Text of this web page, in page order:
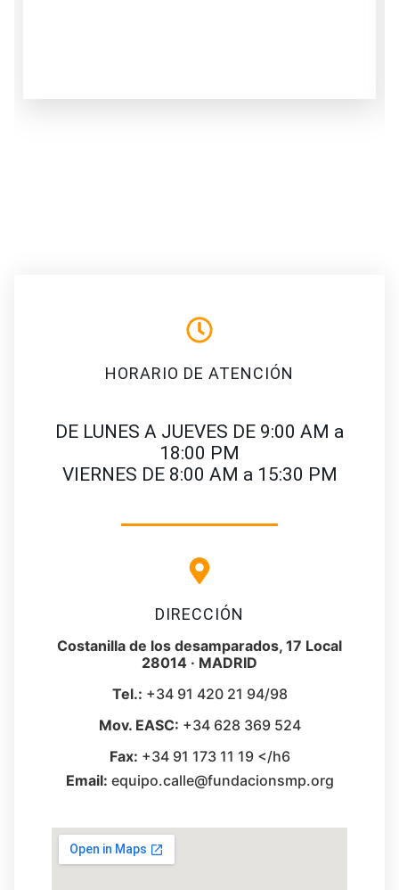
HORARIO DE ATENCIÓN
DE LUNES A JUEVES DE 9:00 AM a
18:00 PM
VIERNES DE 8:00 AM a 15:30 PM
DIRECCIÓN
Costanilla de los desamparados, 17 Local
28014 · MADRID
Tel.: +34 91 420 21 94/98
Mov. EASC: +34 628 369 524
Fax: +34 91 173 11 19 </h6
Email: equipo.calle@fundacionsmp.org